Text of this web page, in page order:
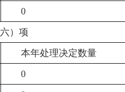
0
）项
本年处理决定数量
0